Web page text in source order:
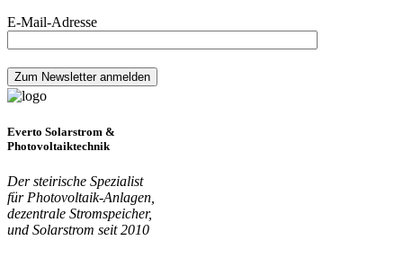
E-Mail-Adresse
Everto Solarstrom &
Photovoltaiktechnik
Der steirische Spezialist
für Photovoltaik-Anlagen,
dezentrale Stromspeicher,
und Solarstrom seit 2010